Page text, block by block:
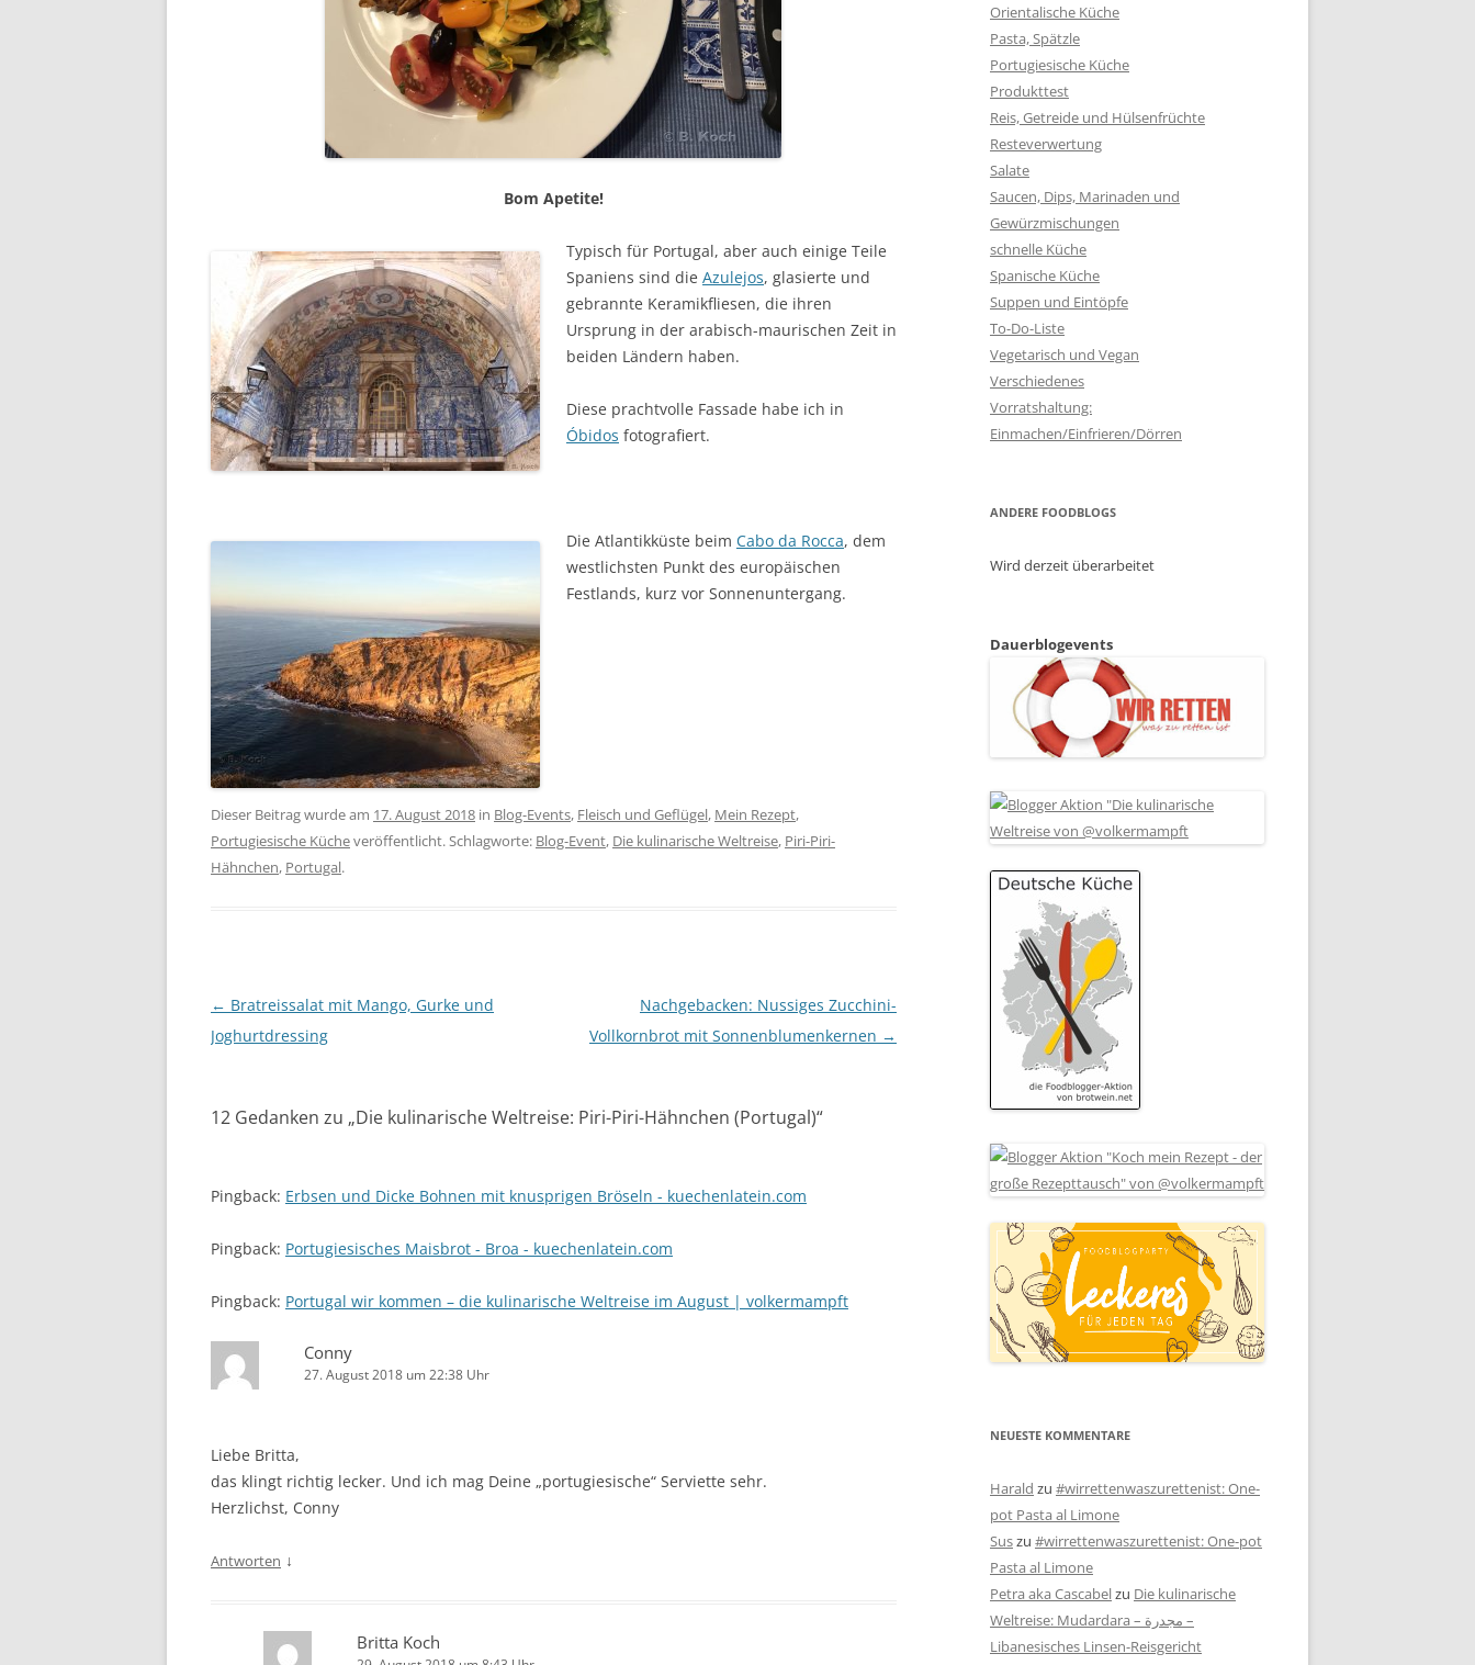
Bom Apetite!
Typisch für Portugal, aber auch einige Teile
Spaniens sind die Azulejos, glasierte und
gebrannte Keramikfliesen, die ihren
Ursprung in der arabisch-maurischen Zeit in
beiden Ländern haben.
Diese prachtvolle Fassade habe ich in
Óbidos fotografiert.
Die Atlantikküste beim Cabo da Rocca, dem
westlichsten Punkt des europäischen
Festlands, kurz vor Sonnenuntergang.
Dieser Beitrag wurde am 17. August 2018 in Blog-Events, Fleisch und Geflügel, Mein Rezept,
Portugiesische Kücheveröffentlicht. Schlagworte: Blog-Event, Die kulinarische Weltreise, Piri-Piri-
Hähnchen, Portugal.
Beitragsnavigation
← Bratreissalat mit Mango, Gurke und
Joghurtdressing
Nachgebacken: Nussiges Zucchini-
Vollkornbrot mit Sonnenblumenkernen →
12 Gedanken zu „Die kulinarische Weltreise: Piri-Piri-Hähnchen (Portugal)“
Pingback: Erbsen und Dicke Bohnen mit knusprigen Bröseln - kuechenlatein.com
Pingback: Portugiesisches Maisbrot - Broa - kuechenlatein.com
Pingback: Portugal wir kommen – die kulinarische Weltreise im August | volkermampft
Conny
27. August 2018 um 22:38 Uhr
Liebe Britta,
das klingt richtig lecker. Und ich mag Deine „portugiesische“ Serviette sehr.
Herzlichst, Conny
Antworten ↓
Britta Koch
Orientalische Küche
Pasta, Spätzle
Portugiesische Küche
Produkttest
Reis, Getreide und Hülsenfrüchte
Resteverwertung
Salate
Saucen, Dips, Marinaden und
Gewürzmischungen
schnelle Küche
Spanische Küche
Suppen und Eintöpfe
To-Do-Liste
Vegetarisch und Vegan
Verschiedenes
Vorratshaltung:
Einmachen/Einfrieren/Dörren
ANDERE FOODBLOGS
Wird derzeit überarbeitet
Dauerblogevents
NEUESTE KOMMENTARE
Harald zu #wirrettenwaszurettenist: One-
pot Pasta al Limone
Suszu #wirrettenwaszurettenist: One-pot
Pasta al Limone
Petra aka Cascabelzu Die kulinarische
Weltreise: Mudardara – مجدرة –
Libanesisches Linsen-Reisgericht